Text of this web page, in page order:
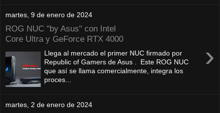
martes, 9 de enero de 2024
ROG NUC "by Asus" con Intel
Core Ultra y GeForce RTX 4000
›
Llega al mercado el primer NUC firmado por
Republic of Gamers de Asus . Este ROG NUC
que así se llama comercialmente, integra los
proces...
martes, 2 de enero de 2024